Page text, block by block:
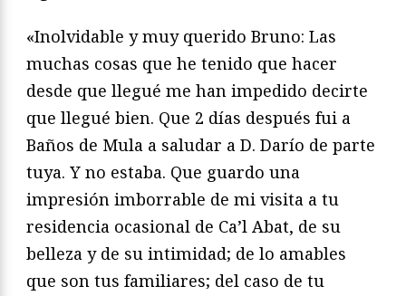
«Inolvidable y muy querido Bruno: Las
muchas cosas que he tenido que hacer
desde que llegué me han impedido decirte
que llegué bien. Que 2 días después fui a
Baños de Mula a saludar a D. Darío de parte
tuya. Y no estaba. Que guardo una
impresión imborrable de mi visita a tu
residencia ocasional de Ca’l Abat, de su
belleza y de su intimidad; de lo amables
que son tus familiares; del caso de tu